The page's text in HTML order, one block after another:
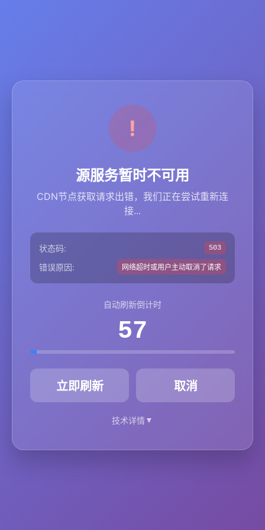
源服务暂时不可用
CDN节点获取请求出错，我们正在尝试重新连
接...
状态码: 503
错误原因: 网络超时或用户主动取消了请求
自动刷新倒计时
57
立即刷新 取消
技术详情▼